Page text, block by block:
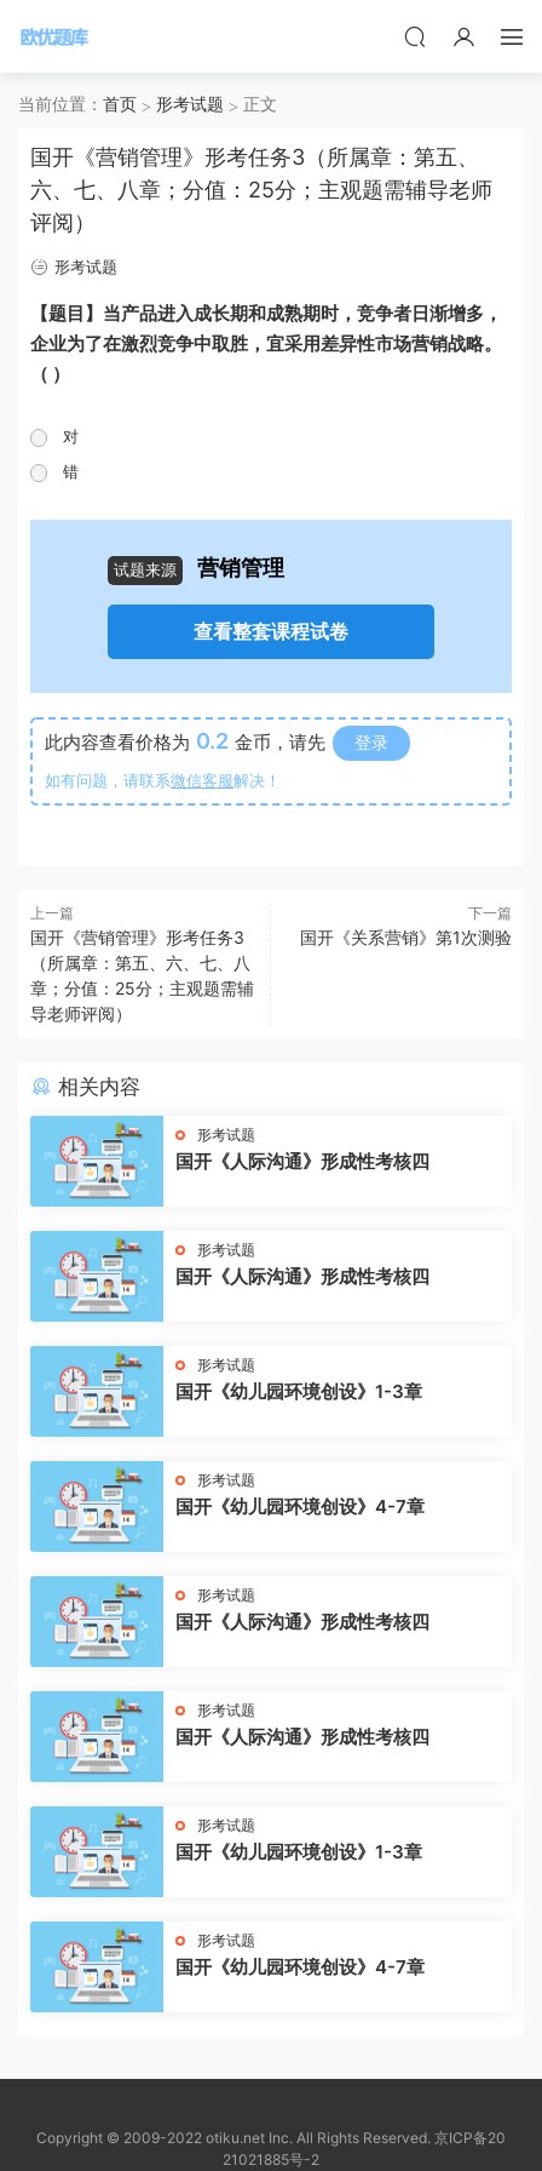
当前位置： 首页 形考试题 正文
国开《营销管理》形考任务3（所属章：第五、
六、七、八章；分值：25分；主观题需辅导老师
评阅）
形考试题
【题目】当产品进入成长期和成熟期时，竞争者日渐增多，
企业为了在激烈竞争中取胜，宜采用差异性市场营销战略。
（ ）
对
错
试题来源 营销管理
查看整套课程试卷
此内容查看价格为 0.2 金币，请先 登录
如有问题，请联系微信客服解决！
上一篇
国开《营销管理》形考任务3
（所属章：第五、六、七、八
章；分值：25分；主观题需辅
导老师评阅）
下一篇
国开《关系营销》第1次测验
相关内容
形考试题
国开《人际沟通》形成性考核四
形考试题
国开《人际沟通》形成性考核四
形考试题
国开《幼儿园环境创设》1-3章
形考试题
国开《幼儿园环境创设》4-7章
形考试题
国开《人际沟通》形成性考核四
形考试题
国开《人际沟通》形成性考核四
形考试题
国开《幼儿园环境创设》1-3章
形考试题
国开《幼儿园环境创设》4-7章
Copyright © 2009-2022 otiku.net Inc. All Rights Reserved. 京ICP备20
21021885号-2